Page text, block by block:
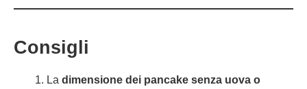
Consigli
La dimensione dei pancake senza uova o